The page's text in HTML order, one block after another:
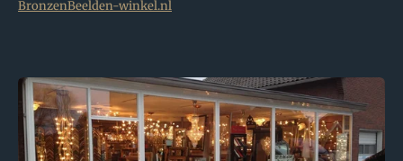
BronzenBeelden-winkel.nl